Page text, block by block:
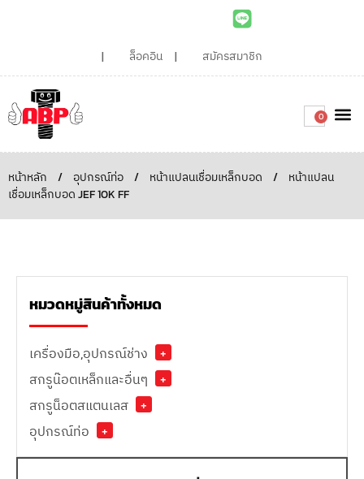
ล็อคอิน สมัครสมาชิก
0
หน้าหลัก / อุปกรณ์ท่อ / หน้าแปลนเชื่อมเหล็กบอด /
หน้าแปลน
เชื่อมเหล็กบอด JEF 10K FF
หมวดหมู่สินค้าทั้งหมด
เครื่องมือ,อุปกรณ์ช่าง
+
สกรูน๊อตเหล็กและอื่นๆ
+
สกรูน็อตสแตนเลส
+
อุปกรณ์ท่อ
+